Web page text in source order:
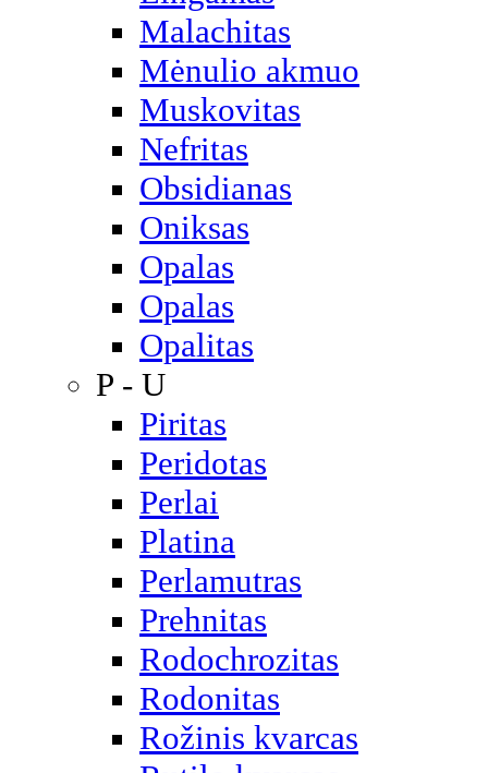
Malachitas
Mėnulio akmuo
Muskovitas
Nefritas
Obsidianas
Oniksas
Opalas
Opalas
Opalitas
P - U
Piritas
Peridotas
Perlai
Platina
Perlamutras
Prehnitas
Rodochrozitas
Rodonitas
Rožinis kvarcas